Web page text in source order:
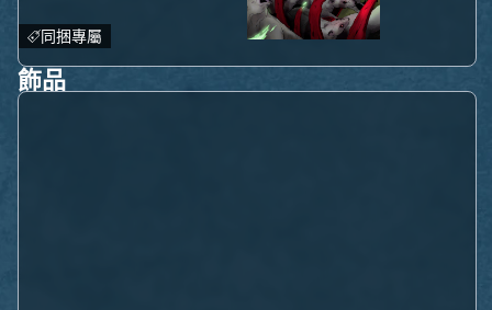
同捆專屬
飾品